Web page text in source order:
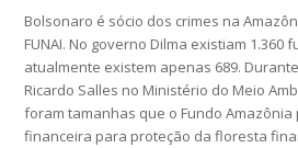
Bolsonaro é sócio dos crimes na
FUNAI. No governo Dilma existiam 1.360
atualmente existem apenas 689.
Ricardo Salles no Ministério do Meio
foram tamanhas que o Fundo
financeira para proteção da floresta